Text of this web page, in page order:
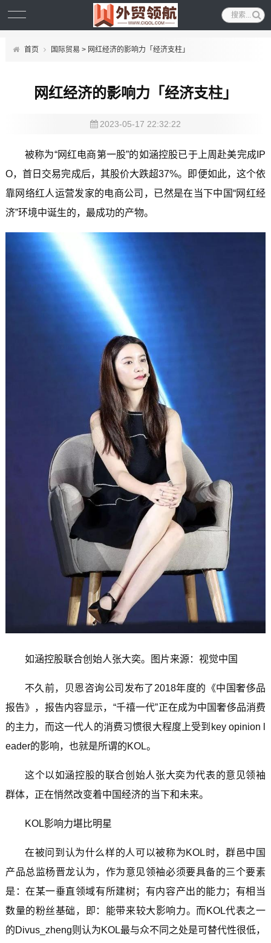
首页 国际贸易 > 网红经济的影响力「经济支柱」
网红经济的影响力「经济支柱」
2023-05-17 22:32:22
被称为“网红电商第一股”的如涵控股已于上周赴美完成IP
O，首日交易完成后，其股价大跌超37%。即便如此，这个依
靠网络红人运营发家的电商公司，已然是在当下中国“网红经
济”环境中诞生的，最成功的产物。
如涵控股联合创始人张大奕。图片来源：视觉中国
不久前，贝恩咨询公司发布了2018年度的《中国奢侈品
报告》，报告内容显示，“千禧一代”正在成为中国奢侈品消费
的主力，而这一代人的消费习惯很大程度上受到key opinion l
eader的影响，也就是所谓的KOL。
这个以如涵控股的联合创始人张大奕为代表的意见领袖
群体，正在悄然改变着中国经济的当下和未来。
KOL影响力堪比明星
在被问到认为什么样的人可以被称为KOL时，群邑中国
产品总监杨晋龙认为，作为意见领袖必须要具备的三个要素
是：在某一垂直领域有所建树；有内容产出的能力；有相当
数量的粉丝基础，即：能带来较大影响力。而KOL代表之一
的Divus_zheng则认为KOL最与众不同之处是可替代性很低，